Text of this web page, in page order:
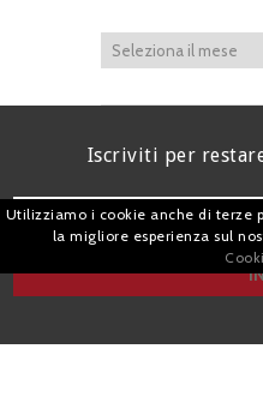
Iscriviti per
Utilizziamo i cookie anche di terze
la migliore esperienza sul